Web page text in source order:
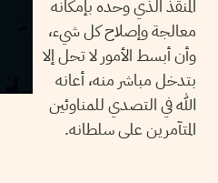
المنقذ الذي وحده بإمكانه
معالجة وإصلاح كل شيء،
وأن أبسط الأمور لا تحل إلا
بتدخل مباشر منه، أعانه
الله في التصدي للمناوئين
المتآمرين على سلطانه.